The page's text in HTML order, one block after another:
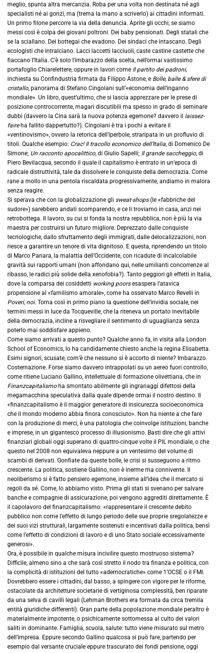
meglio, spunta altra mercanzia. Roba per una volta non destinata né agli
specialisti né ai gonzi, ma (trema la mano a scriverlo) ai cittadini informati.
Un primo filone percorre la via della denuncia. Aprite gli occhi, se siamo
messi così è colpa dei giovani poltroni. Dei baby pensionati. Degli statali che
se la sciallano. Dei bottegai che evadono. Dei sindaci che intascano. Degli
ecologisti che intralciano. Lacci laccetti lacciuoli, caste castine castette che
fiaccano l’Italia. C’è solo l’imbarazzo della scelta, nell’ormai vastissimo
portafoglio Chiarelettere, oppure in lavori come Il partito dei padroni,
inchiesta su Confindustria firmata da Filippo Astone, e Bolle, balle & sfere di
cristallo, panorama di Stefano Cingolani sull’«economia dell’inganno
mondiale». Un libro, quest’ultimo, che si lascia apprezzare per le prese di
posizione controcorrente, magari discutibili ma spesso in grado di seminare
dubbi (davvero la Cina sarà la nuova potenza egemone? davvero il laissez-
faireha fallito dappertutto?). Cingolani è tra i pochi a evitare il
«ventinovismo», ovvero la retorica dell’iperbole, straripata in un profluvio di
titoli. Qualche esempio: Crac! Il tracollo economico dell’Italia, di Domenico De
Simone; Un racconto apocalittico, di Giulio Sapelli; Il grande saccheggio, di
Piero Bevilacqua, secondo il quale il capitalismo è entrato in un’epoca di
radicale distruttività, tale da dissolvere le conquiste della democrazia. Come
rane a mollo in una pentola riscaldata progressivamente, andiamo in malora
senza reagire.
Si sperava che con la globalizzazione gli sweat-shops(le «fabbriche del
sudore») sarebbero andati scomparendo, e ce li troviamo in casa, anzi nei
retrobottega. Il lavoro, su cui si fonda la nostra repubblica, non è più la via
maestra per costruirsi un futuro migliore. Deprezzato dalle conquiste
tecnologiche, dallo sfruttamento degli immigrati, dalle delocalizzazioni, non
riesce a garantire un tenore di vita dignitoso. E questa, riprendendo un titolo
di Marco Panara, la malattia dell’Occidente, con ricadute di incalcolabile
gravità sui rapporti umani (non affondano qui, nelle umilianti concorrenze al
ribasso, le radici più solide della xenofobia?). Tanto peggiori gli effetti in Italia,
dove la comparsa dei cosiddetti working poorsesaspera l’atavica
propensione al «familismo amorale», come ha osservato Marco Revelli in
Poveri, noi. Torna così in primo piano la questione dell’invidia sociale, nei
termini messi in luce da Tocqueville, che la riteneva un portato inevitabile
della democrazia, incline a risvegliare il sentimento di uguaglianza senza
poterlo mai soddisfare appieno.
Come siamo arrivati a questo punto? Qualche anno fa, in visita alla London
School of Economics, lo ha candidamente chiesto anche la regina Elisabetta.
Esimi signori, scusate, com’è che nessuno si è accorto di niente? Imbarazzo.
Costernazione. Forse siamo davvero intrappolati su un aereo fuori controllo,
come ritiene Luciano Gallino, intellettuale di formazione olivettiana, che in
Finanzcapitalismoha smontato abilmente gli ingranaggi difettosi della
megamacchina speculativa dalla quale dipende ormai il nostro destino. Il
«finanzcapitalismo è il maggior generatore di insicurezza socioeconomica
che il mondo moderno abbia finora conosciuto». Non ha niente a che fare
con la produzione di merci, è una patologia che coinvolge istituzioni, banche
e imprese, in un gigantesco processo di illusionismo. Basti dire che gli attivi
finanziari globali oggi superano di quattro-cinque volte il PIL mondiale, o che
questo nel 2008 non equivaleva neppure a un ventesimo del volume di
scambi di derivati. Gonfiate da queste bolle, le crisi si susseguono a ritmo
crescente. La politica, sostiene Gallino, non è inerme ma connivente. Il
neoliberismo si è fatto pensiero egemone, insieme all’idea che il mercato si
regoli da sé. Come, lo abbiamo visto. Prima gli stati si svenano per salvare
banche e compagnie di assicurazione, poi vengono aggrediti direttamente. È
il capolavoro del finanzcapitalismo: «rappresentare il crescente debito
pubblico non come l’effetto di lungo periodo delle sue proprie sregolatezze e
dei suoi vizi strutturali, largamente sostenuti e incentivati dalla politica, bensì
come l’effetto di condizioni di lavoro e di uno Stato sociale eccessivamente
generosi».
Ora, è possibile in qualche misura incivilire questo mostruoso sistema?
Difficile, almeno sino a che sarà così stretto il nodo tra finanza e politica, con
la complicità di istituzioni del tutto «ademocratiche» come 1’OCSE o il FMI.
Dovrebbero essere i cittadini, dal basso, a spingere con vigore per le riforme,
ostacolate da architetture societarie di vertiginosa complessità, ben riparate
da una selva di cavilli legali (Lehman Brothers era formata da circa tremila
entità giuridiche differenti). Gran parte della popolazione mondiale peraltro è
materialmente impotente, o psichicamente sottomessa al culto dei valori
saliti in dominante. Famiglia, scuola, salute: tutto viene misurato sul metro
dell’impresa. Eppure secondo Gallino qualcosa si può fare, partendo per
esempio dal versante cruciale eppure trascurato dei fondi pensione, oggi